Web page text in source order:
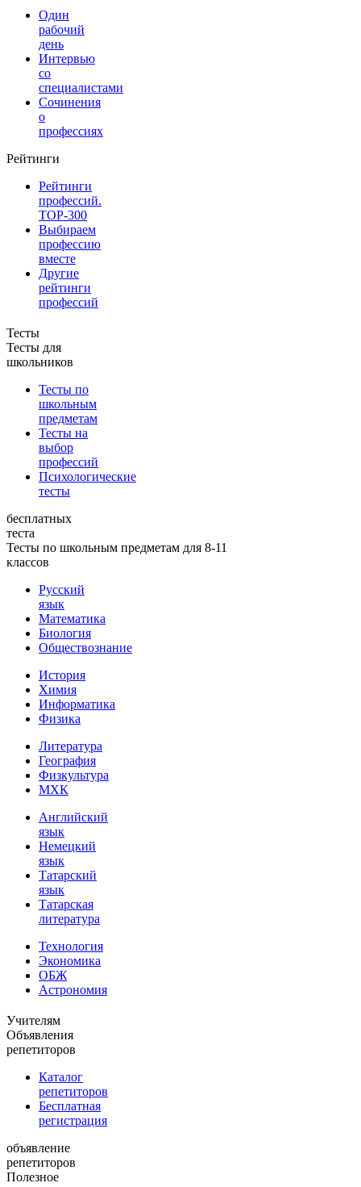
Один
рабочий
день
Интервью
со
специалистами
Сочинения
о
профессиях
Рейтинги
Рейтинги
профессий.
TOP-300
Выбираем
профессию
вместе
Другие
рейтинги
профессий
Тесты
Тесты для
школьников
Тесты по
школьным
предметам
Тесты на
выбор
профессий
Психологические
тесты
бесплатных
теста
Тесты по школьным предметам для 8-11
классов
Русский
язык
Математика
Биология
Обществознание
История
Химия
Информатика
Физика
Литература
География
Физкультура
МХК
Английский
язык
Немецкий
язык
Татарский
язык
Татарская
литература
Технология
Экономика
ОБЖ
Астрономия
Учителям
Объявления
репетиторов
Каталог
репетиторов
Бесплатная
регистрация
объявление
репетиторов
Полезное